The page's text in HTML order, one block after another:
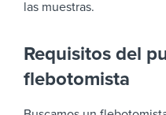
las muestras.
Requisitos del
flebotomista